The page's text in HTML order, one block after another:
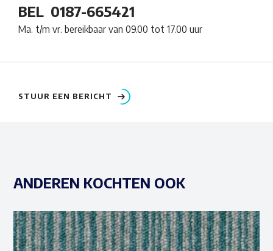
BEL 0187-665421
Ma. t/m vr. bereikbaar van 09.00 tot 17.00 uur
STUUR EEN BERICHT
ANDEREN KOCHTEN OOK